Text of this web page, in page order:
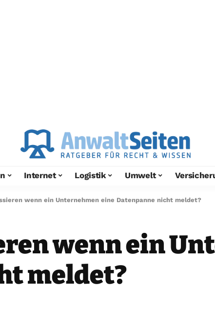
Internet Logistik Umwelt
wenn ein Unternehmen eine Datenpanne nicht meldet?
wenn ein
meldet?